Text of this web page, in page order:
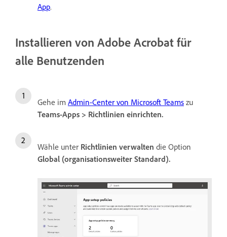
App.
Installieren von Adobe Acrobat für
alle Benutzenden
Gehe im Admin-Center von Microsoft Teams zu
Teams-Apps > Richtlinien einrichten.
Wähle unter Richtlinien verwalten die Option
Global (organisationsweiter Standard).